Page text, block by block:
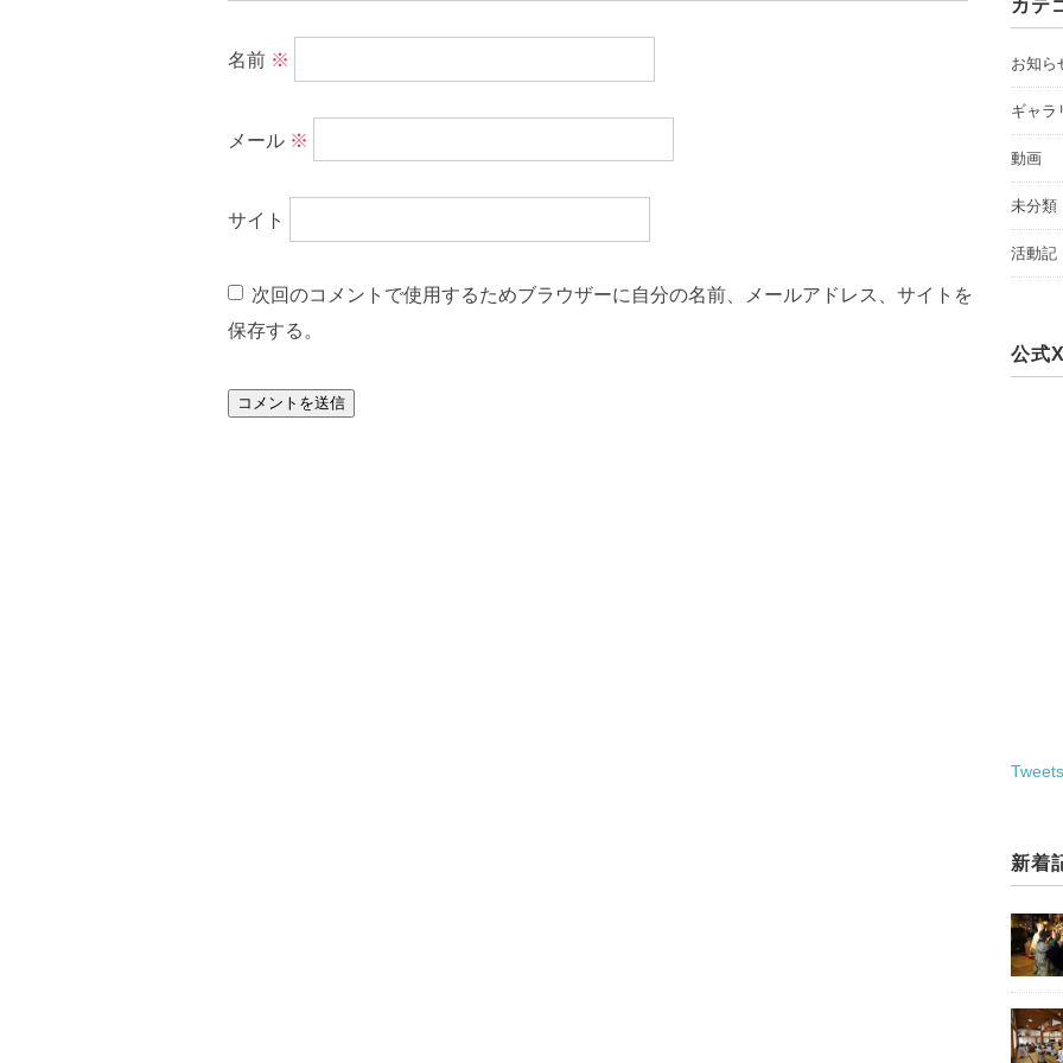
名前 ※
メール ※
サイト
次回のコメントで使用するためブラウザーに自分の名前、メールアドレス、サイトを
保存する。
カテ
お知ら
ギャラ
動画
未分類
活動記
公式X
新着